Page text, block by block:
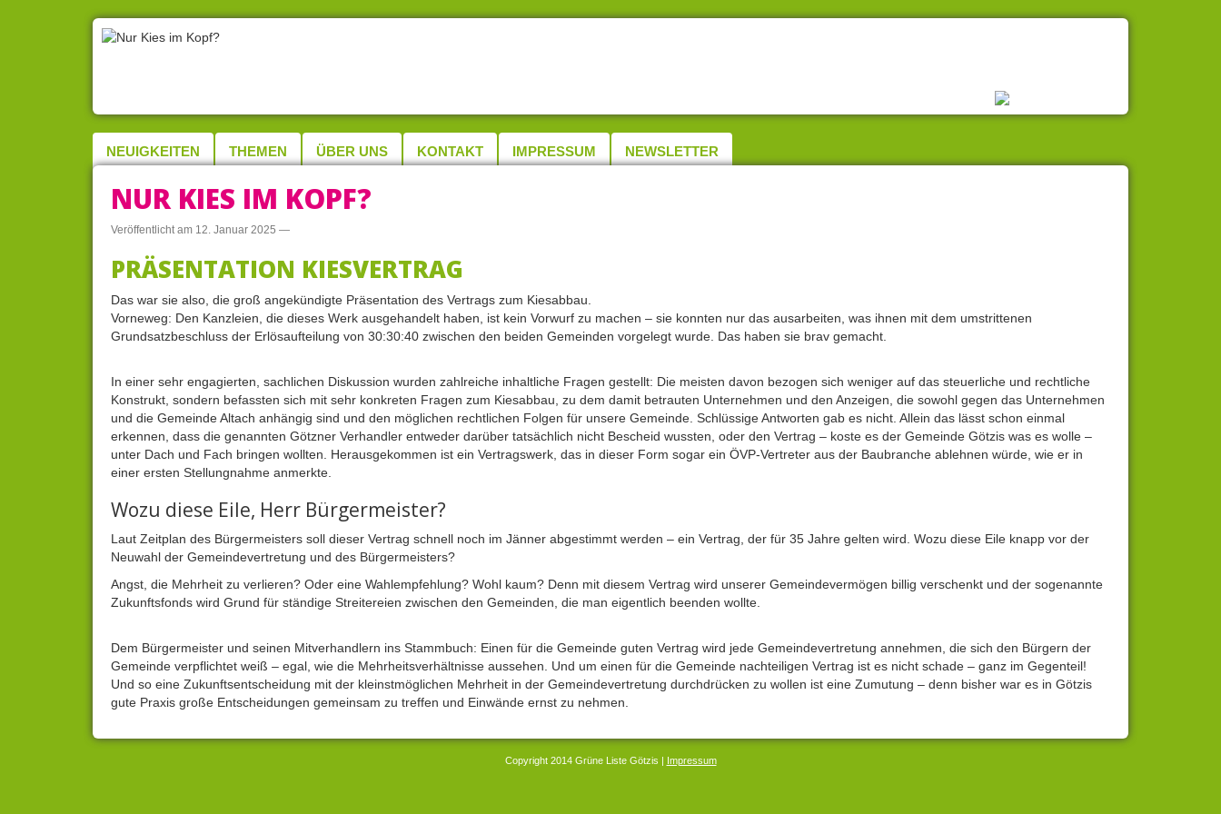
NEUIGKEITEN THEMEN ÜBER UNS KONTAKT IMPRESSUM NEWSLETTER
NUR KIES IM KOPF?
Veröffentlicht am 12. Januar 2025 —
PRÄSENTATION KIESVERTRAG
Das war sie also, die groß angekündigte Präsentation des Vertrags zum Kiesabbau.
Vorneweg: Den Kanzleien, die dieses Werk ausgehandelt haben, ist kein Vorwurf zu machen – sie konnten nur das ausarbeiten, was ihnen mit dem umstrittenen
Grundsatzbeschluss der Erlösaufteilung von 30:30:40 zwischen den beiden Gemeinden vorgelegt wurde. Das haben sie brav gemacht.
In einer sehr engagierten, sachlichen Diskussion wurden zahlreiche inhaltliche Fragen gestellt: Die meisten davon bezogen sich weniger auf das steuerliche und rechtliche
Konstrukt, sondern befassten sich mit sehr konkreten Fragen zum Kiesabbau, zu dem damit betrauten Unternehmen und den Anzeigen, die sowohl gegen das Unternehmen
und die Gemeinde Altach anhängig sind und den möglichen rechtlichen Folgen für unsere Gemeinde. Schlüssige Antworten gab es nicht. Allein das lässt schon einmal
erkennen, dass die genannten Götzner Verhandler entweder darüber tatsächlich nicht Bescheid wussten, oder den Vertrag – koste es der Gemeinde Götzis was es wolle –
unter Dach und Fach bringen wollten. Herausgekommen ist ein Vertragswerk, das in dieser Form sogar ein ÖVP-Vertreter aus der Baubranche ablehnen würde, wie er in
einer ersten Stellungnahme anmerkte.
Wozu diese Eile, Herr Bürgermeister?
Laut Zeitplan des Bürgermeisters soll dieser Vertrag schnell noch im Jänner abgestimmt werden – ein Vertrag, der für 35 Jahre gelten wird. Wozu diese Eile knapp vor der
Neuwahl der Gemeindevertretung und des Bürgermeisters?
Angst, die Mehrheit zu verlieren? Oder eine Wahlempfehlung? Wohl kaum? Denn mit diesem Vertrag wird unserer Gemeindevermögen billig verschenkt und der sogenannte
Zukunftsfonds wird Grund für ständige Streitereien zwischen den Gemeinden, die man eigentlich beenden wollte.
Dem Bürgermeister und seinen Mitverhandlern ins Stammbuch: Einen für die Gemeinde guten Vertrag wird jede Gemeindevertretung annehmen, die sich den Bürgern der
Gemeinde verpflichtet weiß – egal, wie die Mehrheitsverhältnisse aussehen. Und um einen für die Gemeinde nachteiligen Vertrag ist es nicht schade – ganz im Gegenteil!
Und so eine Zukunftsentscheidung mit der kleinstmöglichen Mehrheit in der Gemeindevertretung durchdrücken zu wollen ist eine Zumutung – denn bisher war es in Götzis
gute Praxis große Entscheidungen gemeinsam zu treffen und Einwände ernst zu nehmen.
Copyright 2014 Grüne Liste Götzis | Impressum